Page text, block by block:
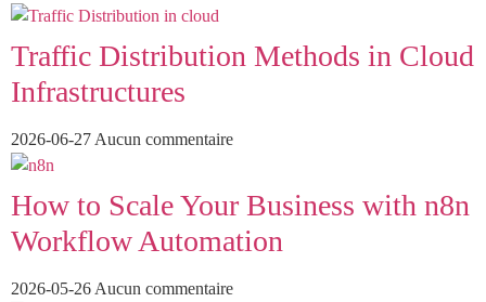
Traffic Distribution Methods in Cloud
Infrastructures
2026-06-27 Aucun commentaire
How to Scale Your Business with n8n
Workflow Automation
2026-05-26 Aucun commentaire